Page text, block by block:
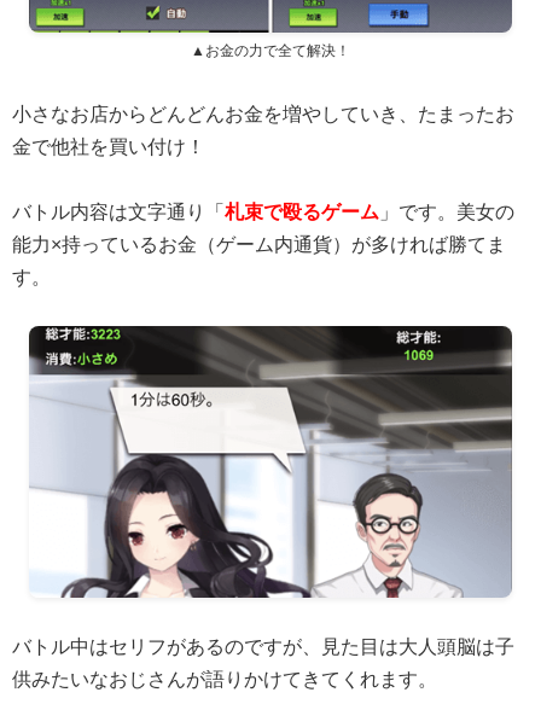
▲お金の力で全て解決！
小さなお店からどんどんお金を増やしていき、たまったお
金で他社を買い付け！
バトル内容は文字通り「 札束で殴るゲーム 」です。美女の
能力×持っているお金（ゲーム内通貨）が多ければ勝てま
す。
バトル中はセリフがあるのですが、見た目は大人頭脳は子
供みたいなおじさんが語りかけてきてくれます。